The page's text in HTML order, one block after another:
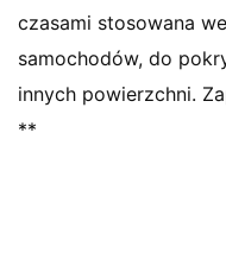
czasami stosowana
samochodów, do
innych powierzchni.
**